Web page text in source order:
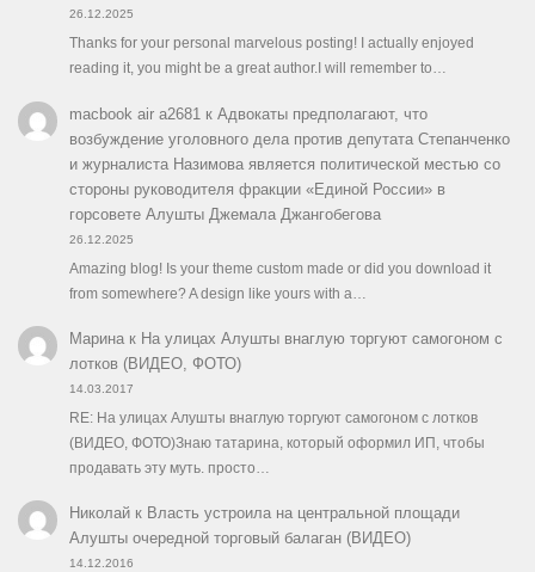
26.12.2025
Thanks for your personal marvelous posting! I actually enjoyed
reading it, you might be a great author.I will remember to…
macbook air a2681 к Адвокаты предполагают, что
возбуждение уголовного дела против депутата Степанченко
и журналиста Назимова является политической местью со
стороны руководителя фракции «Единой России» в
горсовете Алушты Джемала Джангобегова
26.12.2025
Amazing blog! Is your theme custom made or did you download it
from somewhere? A design like yours with a…
Маринак На улицах Алушты внаглую торгуют самогоном с
лотков (ВИДЕО, ФОТО)
14.03.2017
RE: На улицах Алушты внаглую торгуют самогоном с лотков
(ВИДЕО, ФОТО)Знаю татарина, который оформил ИП, чтобы
продавать эту муть. просто…
Николайк Власть устроила на центральной площади
Алушты очередной торговый балаган (ВИДЕО)
14.12.2016